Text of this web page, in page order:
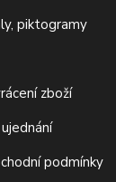
piktogramy
zboží
podmínky